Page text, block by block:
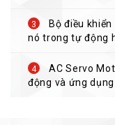
Bộ điều
nó trong tự động
AC Servo
động và ứng